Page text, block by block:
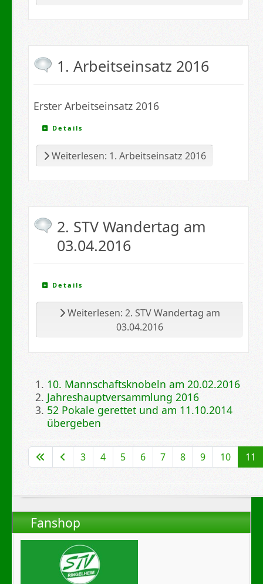
Fanshop
1. Arbeitseinsatz 2016
Erster Arbeitseinsatz 2016
Details
Weiterlesen: 1. Arbeitseinsatz 2016
2. STV Wandertag am
03.04.2016
Details
Weiterlesen: 2. STV Wandertag am
03.04.2016
10. Mannschaftsknobeln am 20.02.2016
Jahreshauptversammlung 2016
52 Pokale gerettet und am 11.10.2014
übergeben
Seite 11 von 12
3 4 5 6 7 8 9 10 11